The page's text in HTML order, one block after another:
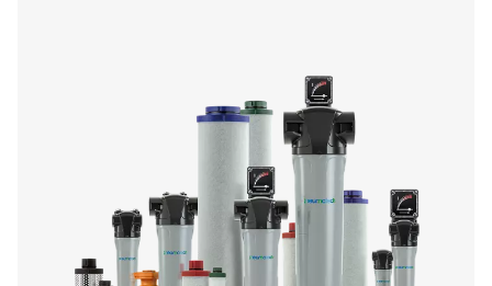
Une gamme complète
produits
Pour en savoir plus sur nos différents types de filtres
cliquez sur le lien ci-dessous :